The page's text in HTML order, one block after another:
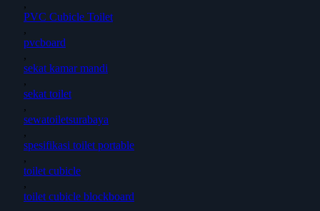
,
PVC Cubicle Toilet
,
pvcboard
,
sekat kamar mandi
,
sekat toilet
,
sewatoiletsurabaya
,
spesifikasi toilet portable
,
toilet cubicle
,
toilet cubicle blockboard